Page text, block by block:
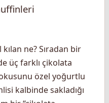
ne? Sıradan bir
üç farklı çikolata
özel yoğurtlu
kalbinde sakladığı